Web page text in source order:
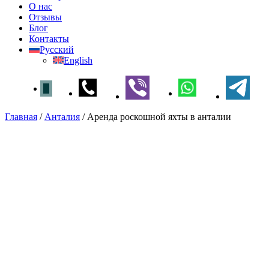
О нас
Отзывы
Блог
Контакты
Русский
English
Главная / Анталия / Аренда роскошной яхты в анталии